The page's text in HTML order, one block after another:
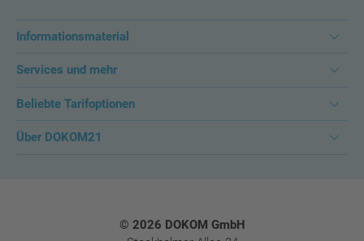
Informationsmaterial
Services und mehr
Beliebte Tarifoptionen
Über DOKOM21
Footer
© 2026 DOKOM GmbH